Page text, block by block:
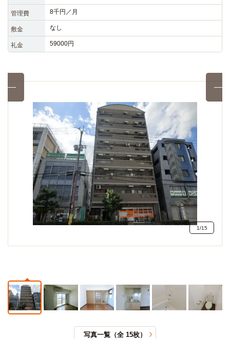
管理費 8千円／月
敷金 なし
礼金 59000円
1/15
写真一覧（全 15枚）